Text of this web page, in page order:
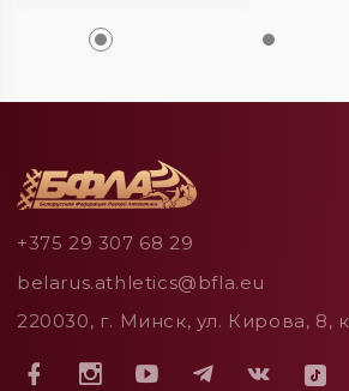
+375 29 307 68 29
belarus.athletics@bfla.eu
220030, г. Минск, ул. Кирова, 8,